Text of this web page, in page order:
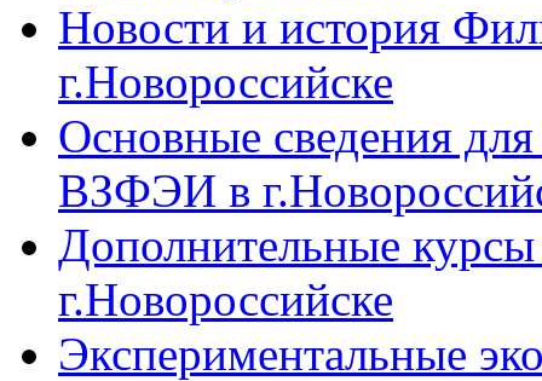
Новости и история
г.Новороссийске
Основные сведения
ВЗФЭИ в
Дополнительные
г.Новороссийске
Экспериментальные